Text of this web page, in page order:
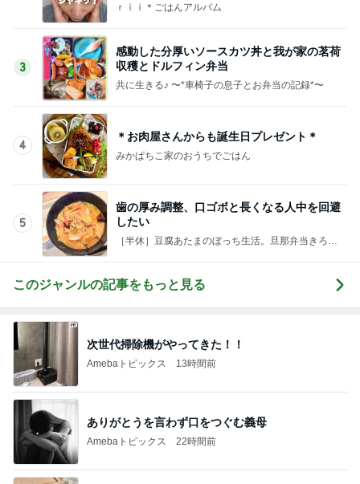
ｒｉｉ＊ごはんアルバム
3
感動した分厚いソースカツ丼と我が家の茗荷
収穫とドルフィン弁当
共に生きる♪ 〜*車椅子の息子とお弁当の記録*〜
4
＊お肉屋さんからも誕生日プレゼント＊
みかぱちこ家のおうちでごはん
5
歯の厚み調整、口ゴボと長くなる人中を回避
したい
［半休］豆腐あたまのぼっち生活。旦那弁当きろく
このジャンルの記事をもっと見る
次世代掃除機がやってきた！！
Amebaトピックス 13時間前
ありがとうを言わず口をつぐむ義母
Amebaトピックス 22時間前